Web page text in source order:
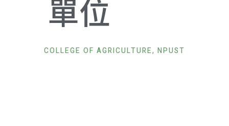
單位
COLLEGE OF AGRICULTURE, NPUST